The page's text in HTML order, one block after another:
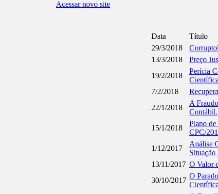
Acessar novo site
Data
Título
29/3/2018
13/3/2018
Preço
19/2/2018
Perícia
7/2/2018
22/1/2018
A
Contábil.
15/1/2018
Plano
CPC/
1/12/2017
Análise
13/11/2017 O Valor
30/10/2017
O